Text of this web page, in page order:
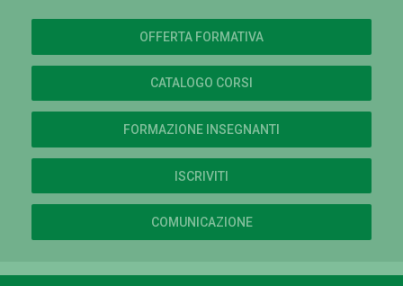
OFFERTA FORMATIVA
CATALOGO CORSI
FORMAZIONE INSEGNANTI
ISCRIVITI
COMUNICAZIONE